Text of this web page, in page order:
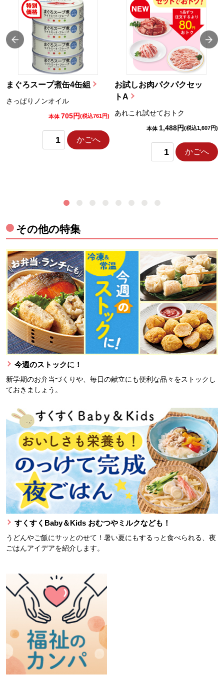
まぐろスープ煮缶4缶組
さっぱりノンオイル
本体 705円(税込761円)
かごへ
お試しお肉パクパクセッ
トA
あれこれ試せておトク
本体 1,488円(税込1,607円)
かごへ
その他の特集
今週のストックに！
新学期のお弁当づくりや、毎日の献立にも便利な品々をストックし
ておきましょう。
すくすくBaby＆Kids おむつやミルクなども！
うどんやご飯にサッとのせて！暑い夏にもするっと食べられる、夜
ごはんアイデアを紹介します。